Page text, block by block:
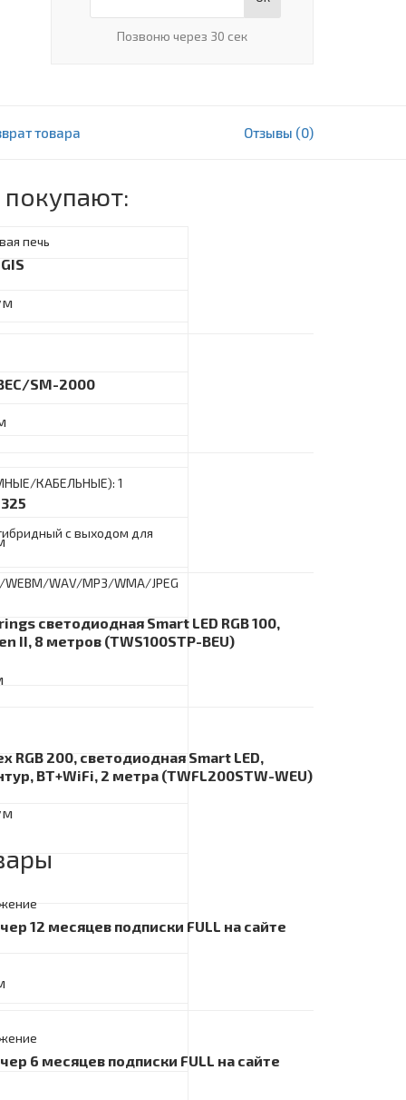
Позвоню через 30 сек
6 402 000 сум В корзину
товара Отзывы (0)
КАБЕЛЬНЫЕ): 1
с выходом для
WAV/MP3/WMA/JPEG
печь
SM-2000
светодиодная Smart LED RGB 100,
II, 8 метров (TWS100STP-BEU)
RGB 200, светодиодная Smart LED,
BT+WiFi, 2 метра (TWFL200STW-WEU)
12 месяцев подписки FULL на сайте
6 месяцев подписки FULL на сайте